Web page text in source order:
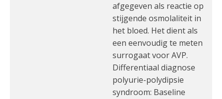
afgegeven als reactie op
stijgende osmolaliteit in
het bloed. Het dient als
een eenvoudig te meten
surrogaat voor AVP.
Differentiaal diagnose
polyurie-polydipsie
syndroom: Baseline